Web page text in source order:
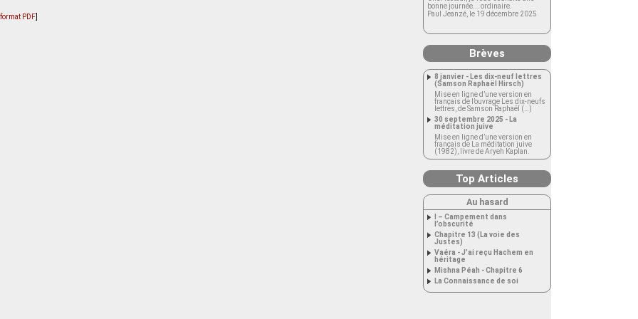
PDF
bonne journée... ordinaire.
Paul Jeanzé, le 19 décembre 2025
Brèves
8 janvier - Les dix-neuf lettres
(Samson Raphaël Hirsch)
Mise en ligne d’une version en
français de l’ouvrage Les dix-neufs
lettres, de Samson Raphaël (…)
30 septembre 2025 - La
méditation juive
Mise en ligne d’une version en
français de La méditation juive
(1982), livre de Aryeh Kaplan.
Top Articles
Au hasard
I – Campement dans
l’obscurité
Chapitre 13 (La voie des
Justes)
Vaéra - J’ai reçu Hachem en
héritage
Mishna Péah - Chapitre 6
La Connaissance de soi